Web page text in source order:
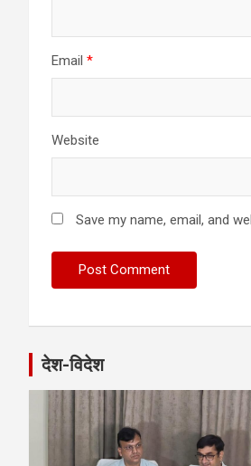
Email *
Website
Save my name, email, and
देश-विदेश